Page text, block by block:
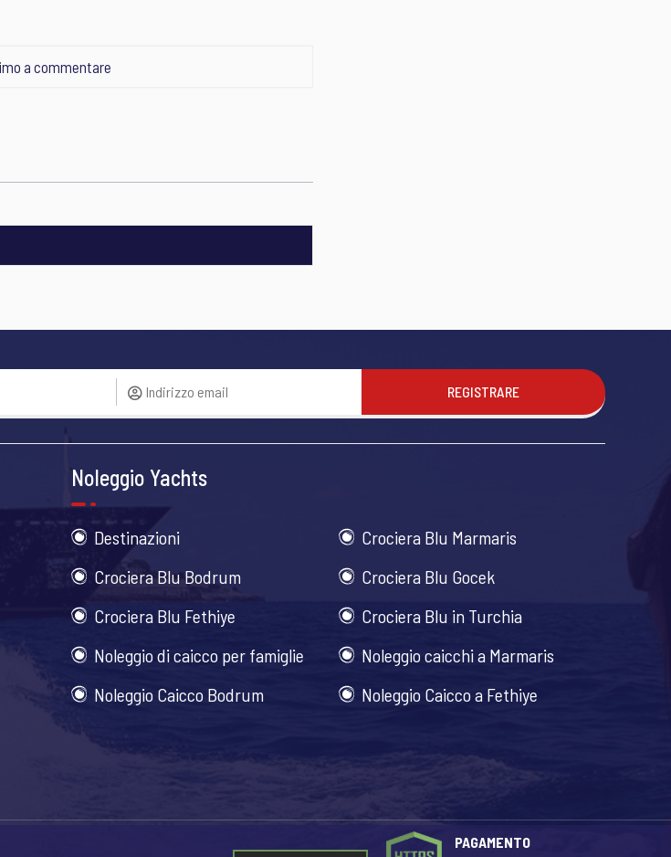
a commentare
REGISTRARE
Noleggio Yachts
Destinazioni
Crociera Blu Marmaris
Crociera Blu Bodrum
Crociera Blu Gocek
Crociera Blu Fethiye
Crociera Blu in Turchia
Noleggio di caicco per famiglie
Noleggio caicchi a Marmaris
Noleggio Caicco Bodrum
Noleggio Caicco a Fethiye
PAGAMENTO